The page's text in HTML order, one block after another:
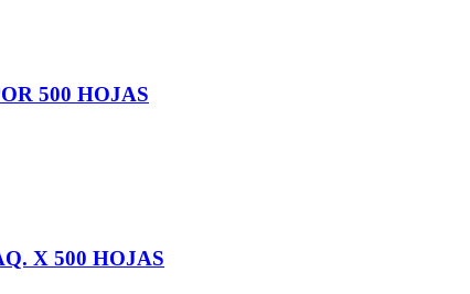
500 HOJAS
X 500 HOJAS